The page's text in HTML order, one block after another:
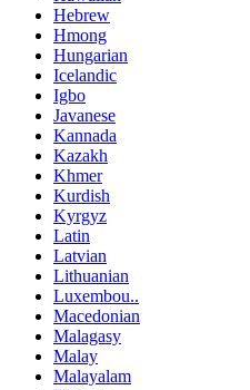
Hebrew
Hmong
Hungarian
Icelandic
Igbo
Javanese
Kannada
Kazakh
Khmer
Kurdish
Kyrgyz
Latin
Latvian
Lithuanian
Luxembou..
Macedonian
Malagasy
Malay
Malayalam